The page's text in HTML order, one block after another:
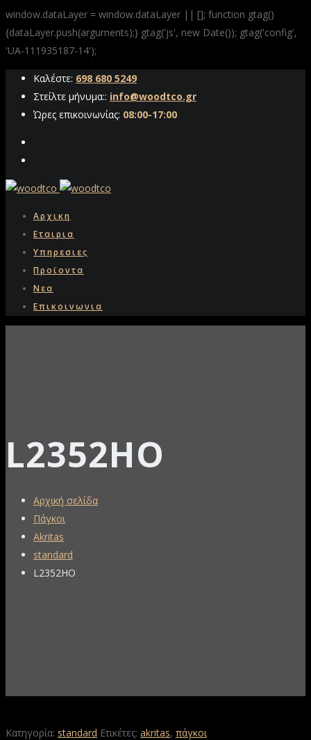
window.dataLayer = window.dataLayer || []; function gtag()
{dataLayer.push(arguments);} gtag('js', new Date()); gtag('config',
'UA-111935187-14');
Καλέστε: 698 680 5249
Στείλτε μήνυμα:: info@woodtco.gr
Ώρες επικοινωνίας: 08:00-17:00
Αρχικη
Εταιρια
Υπηρεσιες
Προϊοντα
Νεα
Επικοινωνια
L2352HO
Αρχική σελίδα
Πάγκοι
Akritas
standard
L2352HO
Κατηγορία: standard Ετικέτες: akritas, πάγκοι